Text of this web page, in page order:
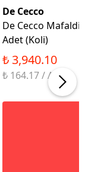
De Cecco
De Cecco
Adet (Koli)
₺ 3,940.10
₺ 164.17 / Adet